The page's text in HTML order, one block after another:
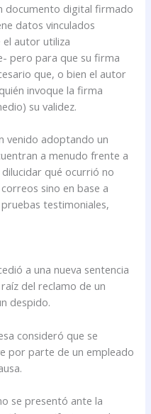
documento digital firmado
datos vinculados
el autor utiliza
pero para que su firma
que, o bien el autor
invoque la firma
su validez.
venido adoptando un
a menudo frente a
qué ocurrió no
sino en base a
testimoniales,
a una nueva sentencia
del reclamo de un
despido.
consideró que se
por parte de un empleado
se presentó ante la